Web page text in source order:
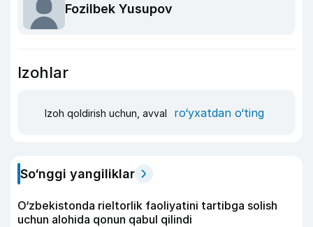
Fozilbek Yusupov
Izohlar
Izoh qoldirish uchun, avval ro‘yxatdan o‘ting
So‘nggi yangiliklar
O‘zbekistonda rieltorlik faoliyatini tartibga solish
uchun alohida qonun qabul qilindi